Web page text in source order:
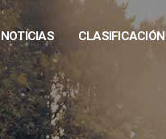
NOTICIAS CLASIFICACIÓN